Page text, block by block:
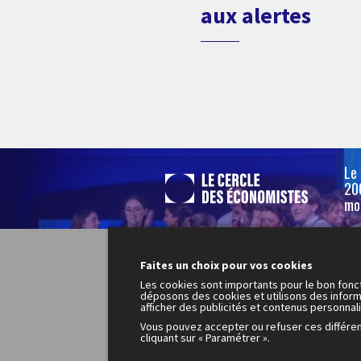
aux alertes
Faites un choix pour vos cookies
Les cookies sont importants pour le bon
déposons des cookies et utilisons des
afficher des publicités et contenus
Vous pouvez accepter ou refuser ces
cliquant sur « Paramétrer ».